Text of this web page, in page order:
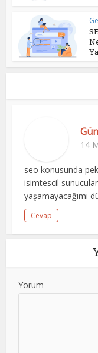
14
seo konusunda
isimtescil
yaşamayacağımı
Cevap
Yorum